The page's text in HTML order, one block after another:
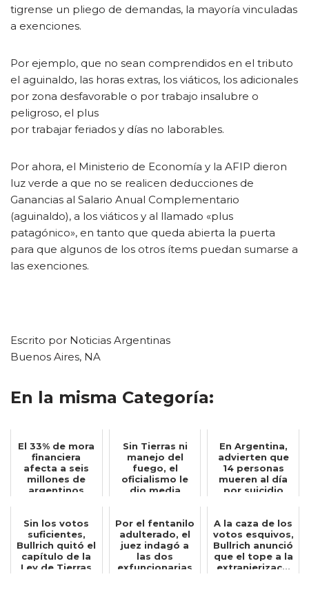
tigrense un pliego de demandas, la mayoría vinculadas
a exenciones.
Por ejemplo, que no sean comprendidos en el tributo
el aguinaldo, las horas extras, los viáticos, los adicionales
por zona desfavorable o por trabajo insalubre o
peligroso, el plus
por trabajar feriados y días no laborables.
Por ahora, el Ministerio de Economía y la AFIP dieron
luz verde a que no se realicen deducciones de
Ganancias al Salario Anual Complementario
(aguinaldo), a los viáticos y al llamado «plus
patagónico», en tanto que queda abierta la puerta
para que algunos de los otros ítems puedan sumarse a
las exenciones.
Escrito por Noticias Argentinas
Buenos Aires, NA
En la misma Categoría:
El 33% de mora
financiera
afecta a seis
millones de
argentinos
Sin Tierras ni
manejo del
fuego, el
oficialismo le
dio media
En Argentina,
advierten que
14 personas
mueren al día
por suicidio
Sin los votos
suficientes,
Bullrich quitó el
capítulo de la
Ley de Tierras
Por el fentanilo
adulterado, el
juez indagó a
las dos
exfuncionarias
A la caza de los
votos esquivos,
Bullrich anunció
que el tope a la
extranjerizac...